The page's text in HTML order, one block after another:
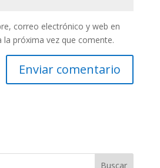
correo electrónico y web en
la próxima vez que comente.